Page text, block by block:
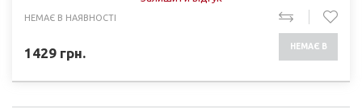
НЕМАЄ В НАЯВНОСТІ
1429 грн. НЕМАЄ В